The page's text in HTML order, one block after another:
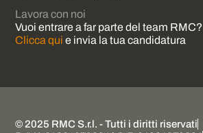
Lavora con noi
Vuoi entrare a far parte del team RMC?
Clicca quie invia la tua candidatura
© 2025 RMC S.r.l. - Tutti i diritti riservati